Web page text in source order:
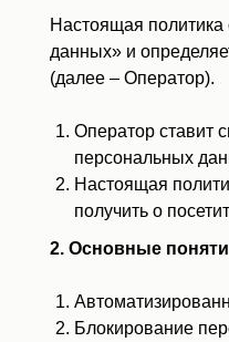
Настоящая
данных» и
(далее – Оператор).
Оператор ставит
персональных
Настоящая
получить о
2. Основные
Блокирование